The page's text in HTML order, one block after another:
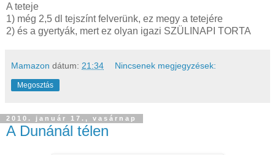
A teteje
1) még 2,5 dl tejszínt felverünk, ez megy a tetejére
2) és a gyertyák, mert ez olyan igazi SZÜLINAPI TORTA
Mamazon dátum: 21:34 Nincsenek megjegyzések:
Megosztás
2010. január 17., vasárnap
A Dunánál télen